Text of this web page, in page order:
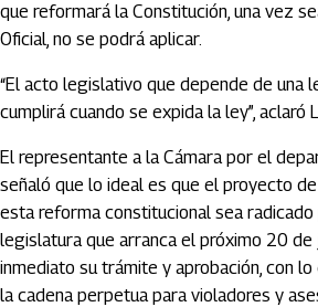
que reformará la Constitución, una vez
Oficial, no se podrá aplicar.
“El acto legislativo que depende de una
cumplirá cuando se expida la ley”, aclaró
El representante a la Cámara por el
señaló que lo ideal es que el proyecto
esta reforma constitucional sea
legislatura que arranca el próximo 20 de
inmediato su trámite y aprobación, con
la cadena perpetua para violadores y